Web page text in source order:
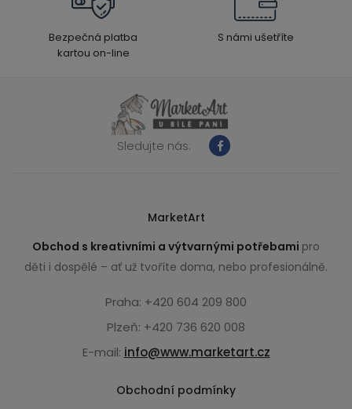
Bezpečná platba
kartou on-line
S námi ušetříte
Sledujte nás:
MarketArt
Obchod s kreativními a výtvarnými potřebami pro
děti i dospělé – ať už tvoříte doma, nebo profesionálně.
Praha: +420 604 209 800
Plzeň: +420 736 620 008
E-mail: info@www.marketart.cz
Obchodní podmínky